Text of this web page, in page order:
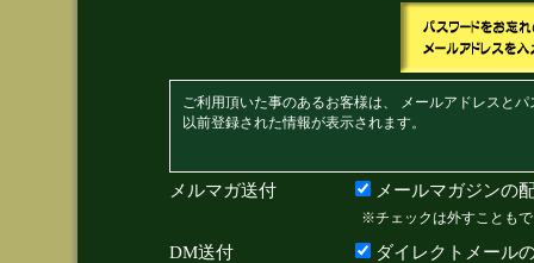
ご利用頂いた事のあるお客様は、 メールアドレスと
以前登録された情報が表示されます。
メルマガ送付 メールマガジンの
※チェックは外すことも
DM送付 ダイレクトメール